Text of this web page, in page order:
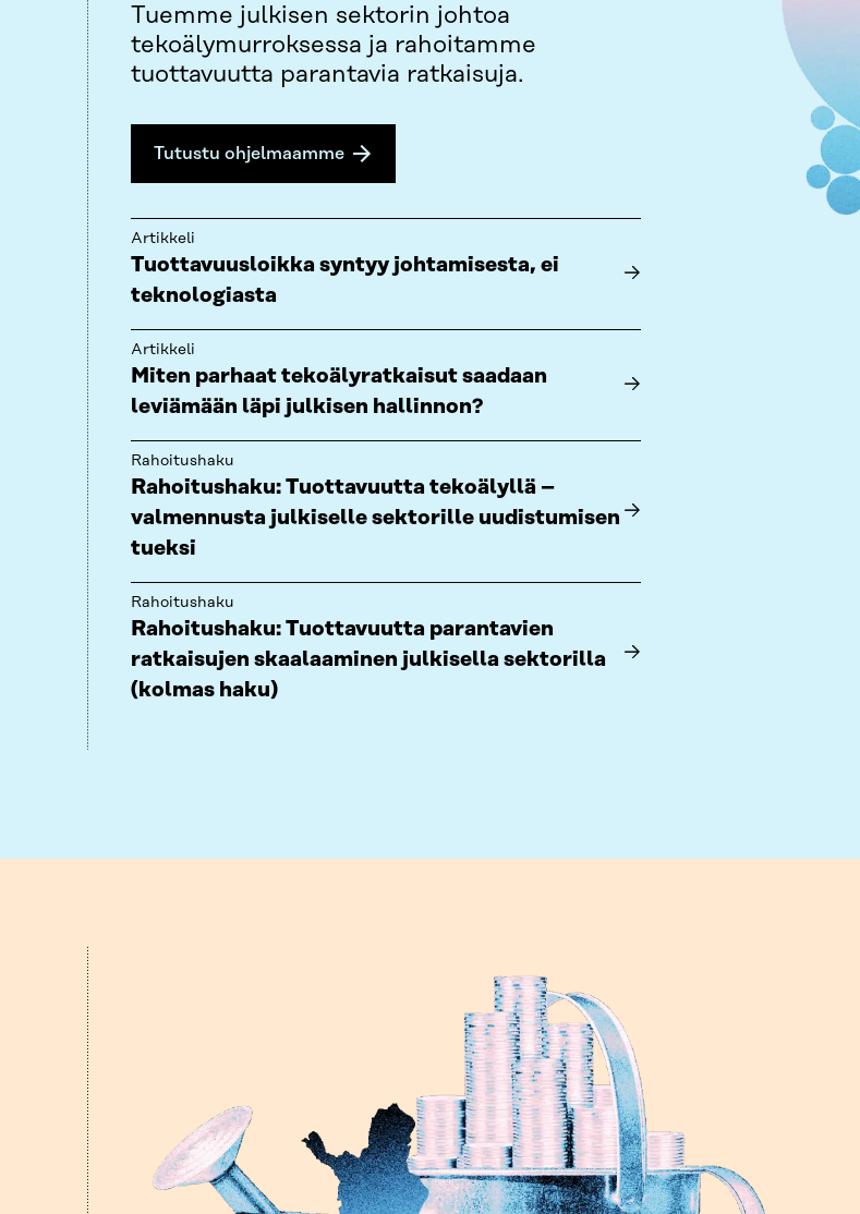
Tuemme julkisen sektorin johtoa
tekoälymurroksessa ja rahoitamme
tuottavuutta parantavia ratkaisuja.
Tutustu ohjelmaamme
Artikkeli
Tuottavuusloikka syntyy johtamisesta, ei
teknologiasta
Artikkeli
Miten parhaat tekoälyratkaisut saadaan
leviämään läpi julkisen hallinnon?
Rahoitushaku
Rahoitushaku: Tuottavuutta tekoälyllä –
valmennusta julkiselle sektorille uudistumisen
tueksi
Rahoitushaku
Rahoitushaku: Tuottavuutta parantavien
ratkaisujen skaalaaminen julkisella sektorilla
(kolmas haku)